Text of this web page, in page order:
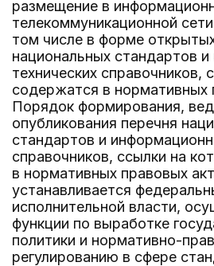
размещение в
телекоммуникационной
том числе в форме
национальных стандартов
технических справочников,
содержатся в нормативных
Порядок формирования,
опубликования перечня
стандартов и
справочников, ссылки на
в нормативных правовых
устанавливается
исполнительной власти,
функции по выработке
политики и нормативно-
регулированию в сфере